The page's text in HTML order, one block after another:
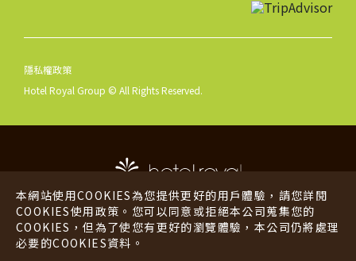
本網站使用COOKIES為您提供更好的用戶體驗，請您詳閱
COOKIES使用政策。您可以同意或拒絕本公司蒐集您的
COOKIES，但為了使您有更好的瀏覽體驗，本公司仍將處理
必要的COOKIES資料。
隱私權政策
Hotel Royal Group © All Rights Reserved.
老爺酒店 老爺行旅